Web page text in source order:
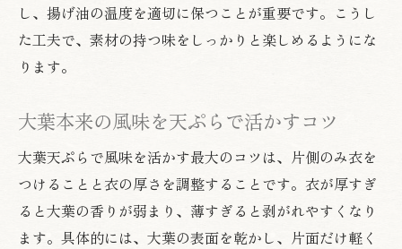
し、揚げ油の温度を適切に保つことが重要です。こうし
た工夫で、素材の持つ味をしっかりと楽しめるようにな
ります。
大葉本来の風味を天ぷらで活かすコツ
大葉天ぷらで風味を活かす最大のコツは、片側のみ衣を
つけることと衣の厚さを調整することです。衣が厚すぎ
ると大葉の香りが弱まり、薄すぎると剥がれやすくなり
ます。具体的には、大葉の表面を乾かし、片面だけ軽く